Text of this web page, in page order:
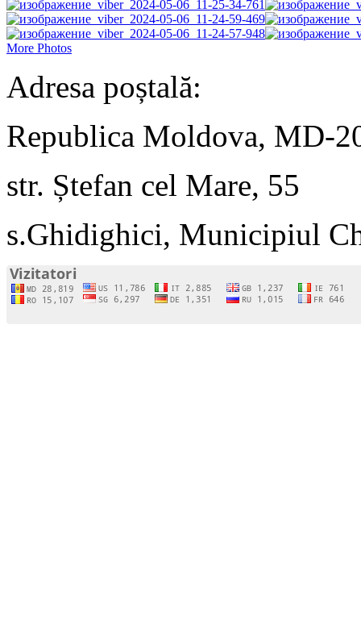
More Photos
Adresa poștală:
Republica Moldova, MD-
str. Ștefan cel Mare, 55
s.Ghidighici, Municipiul